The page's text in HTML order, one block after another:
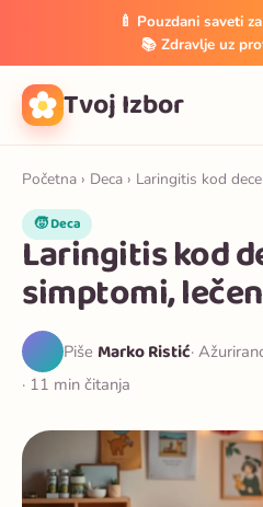
🍼 Pouzdani saveti
📚 Zdravlje uz
Tvoj Izbor
Početna › Deca › Laringitis kod
🧒 Deca
Laringitis kod
simptomi,
Piše Marko Ristić·
· 11 min čitanja